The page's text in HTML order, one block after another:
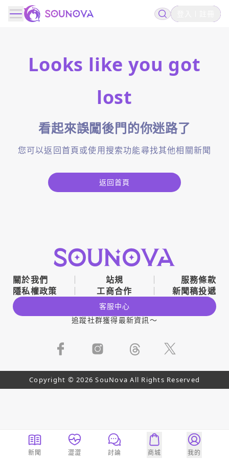
Looks like you got
lost
看起來誤闖後門的你迷路了
您可以返回首頁或使用搜索功能尋找其他相關新聞
返回首頁
關於我們 站規
服務條款
隱私權政策
工商合作 新聞稿投遞
客服中心
追蹤社群獲得最新資訊～
Copyright © 2026 SouNova All Rights Reserved
新聞 澀澀 討論 商城 我的